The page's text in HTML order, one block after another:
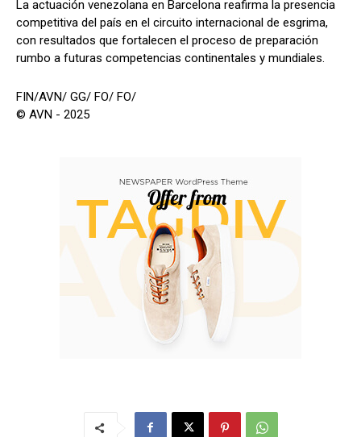
La actuación venezolana en Barcelona reafirma la presencia
competitiva del país en el circuito internacional de esgrima,
con resultados que fortalecen el proceso de preparación
rumbo a futuras competencias continentales y mundiales.
FIN/AVN/ GG/ FO/ FO/
© AVN - 2025